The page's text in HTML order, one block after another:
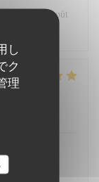
し
ク
理
respect du goût
qualité au